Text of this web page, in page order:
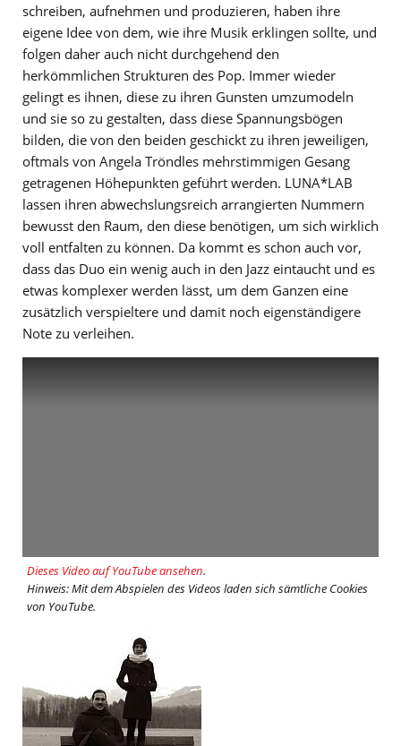
schreiben, aufnehmen und produzieren, haben ihre
eigene Idee von dem, wie ihre Musik erklingen sollte, und
folgen daher auch nicht durchgehend den
herkömmlichen Strukturen des Pop. Immer wieder
gelingt es ihnen, diese zu ihren Gunsten umzumodeln
und sie so zu gestalten, dass diese Spannungsbögen
bilden, die von den beiden geschickt zu ihren jeweiligen,
oftmals von Angela Tröndles mehrstimmigen Gesang
getragenen Höhepunkten geführt werden. LUNA*LAB
lassen ihren abwechslungsreich arrangierten Nummern
bewusst den Raum, den diese benötigen, um sich wirklich
voll entfalten zu können. Da kommt es schon auch vor,
dass das Duo ein wenig auch in den Jazz eintaucht und es
etwas komplexer werden lässt, um dem Ganzen eine
zusätzlich verspieltere und damit noch eigenständigere
Note zu verleihen.
Dieses Video auf YouTube ansehen.
Hinweis: Mit dem Abspielen des Videos laden sich sämtliche Cookies
von YouTube.